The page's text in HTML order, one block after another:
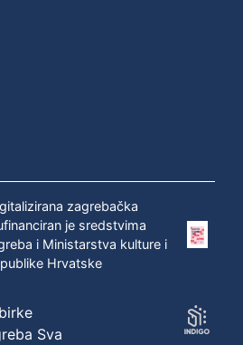
zagrebačka
je sredstvima
i Ministarstva kulture i
Hrvatske
Sva